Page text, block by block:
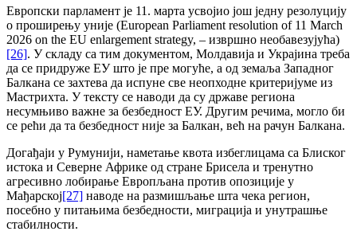
Европски парламент је 11. марта усвојио још једну резолуцију
о проширењу уније (European Parliament resolution of 11 March
2026 on the EU enlargement strategy, – извршно необавезујућа)
[26]. У складу са тим документом, Молдавија и Украјина треба
да се придруже ЕУ што је пре могуће, а од земаља Западног
Балкана се захтева да испуне све неопходне критеријуме из
Мастрихта. У тексту се наводи да су државе региона
несумњиво важне за безбедност ЕУ. Другим речима, могло би
се рећи да та безбедност није за Балкан, већ на рачун Балкана.
Догађаји у Румунији, наметање квота избеглицама са Блиског
истока и Северне Африке од стране Брисела и тренутно
агресивно лобирање Европљана против опозиције у
Мађарској[27] наводе на размишљање шта чека регион,
посебно у питањима безбедности, миграција и унутрашње
стабилности.